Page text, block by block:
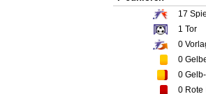
17
1 Tor
0
0
0
0 Rote